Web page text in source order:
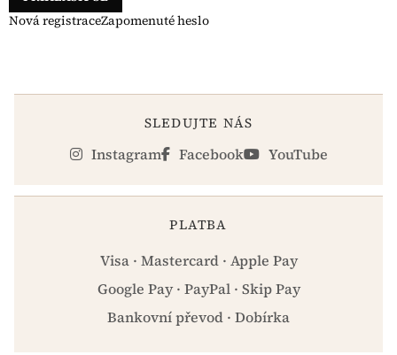
Nová registraceZapomenuté heslo
SLEDUJTE NÁS
Instagram Facebook YouTube
PLATBA
Visa · Mastercard · Apple Pay
Google Pay · PayPal · Skip Pay
Bankovní převod · Dobírka